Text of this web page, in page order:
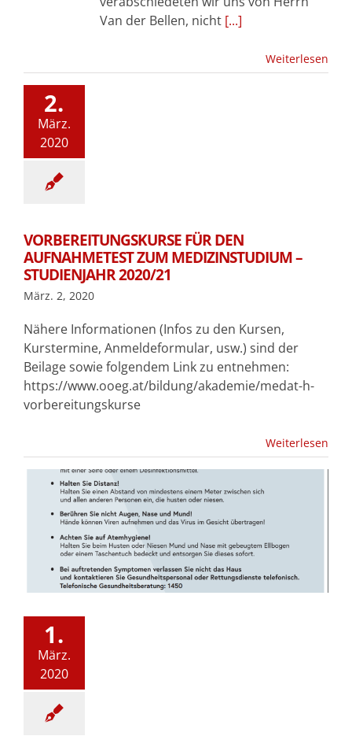
Van der Bellen, nicht [...]
Weiterlesen
2.
März.
2020
VORBEREITUNGSKURSE FÜR DEN
AUFNAHMETEST ZUM MEDIZINSTUDIUM –
STUDIENJAHR 2020/21
März. 2, 2020
Nähere Informationen (Infos zu den Kursen,
Kurstermine, Anmeldeformular, usw.) sind der
Beilage sowie folgendem Link zu entnehmen:
https://www.ooeg.at/bildung/akademie/medat-h-
vorbereitungskurse
Weiterlesen
1.
März.
2020